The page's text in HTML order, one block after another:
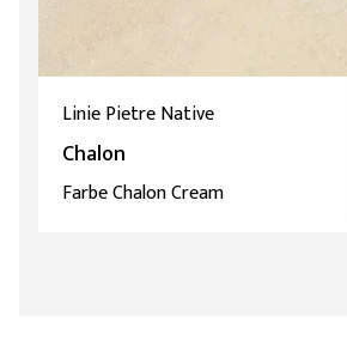
Linie Pietre Native
Chalon
Farbe Chalon Cream